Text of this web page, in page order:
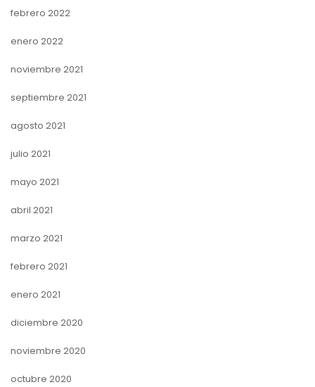
febrero 2022
enero 2022
noviembre 2021
septiembre 2021
agosto 2021
julio 2021
mayo 2021
abril 2021
marzo 2021
febrero 2021
enero 2021
diciembre 2020
noviembre 2020
octubre 2020